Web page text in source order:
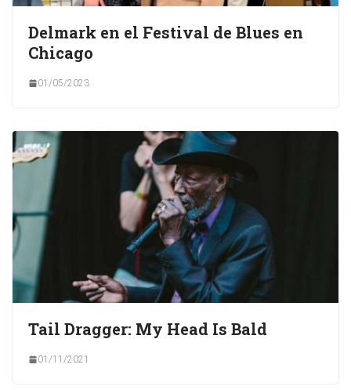
Delmark en el Festival de Blues en
Chicago
01/05/2023
Tail Dragger: My Head Is Bald
01/11/2021